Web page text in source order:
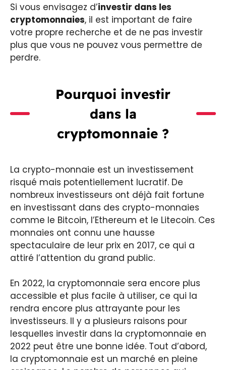
Si vous envisagez d’investir dans les
cryptomonnaies, il est important de faire
votre propre recherche et de ne pas investir
plus que vous ne pouvez vous permettre de
perdre.
Pourquoi investir
dans la
cryptomonnaie ?
La crypto-monnaie est un investissement
risqué mais potentiellement lucratif. De
nombreux investisseurs ont déjà fait fortune
en investissant dans des crypto-monnaies
comme le Bitcoin, l’Ethereum et le Litecoin. Ces
monnaies ont connu une hausse
spectaculaire de leur prix en 2017, ce qui a
attiré l’attention du grand public.
En 2022, la cryptomonnaie sera encore plus
accessible et plus facile à utiliser, ce qui la
rendra encore plus attrayante pour les
investisseurs. Il y a plusieurs raisons pour
lesquelles investir dans la cryptomonnaie en
2022 peut être une bonne idée. Tout d’abord,
la cryptomonnaie est un marché en pleine